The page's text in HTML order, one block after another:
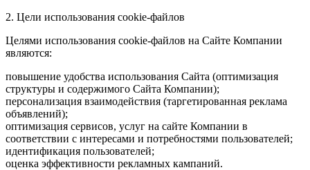
2. Цели использования cookie-файлов
Целями использования cookie-файлов на Сайте Компании
являются:
повышение удобства использования Сайта (оптимизация
структуры и содержимого Сайта Компании);
персонализация взаимодействия (таргетированная реклама
объявлений);
оптимизация сервисов, услуг на сайте Компании в
соответствии с интересами и потребностями пользователей;
идентификация пользователей;
оценка эффективности рекламных кампаний.